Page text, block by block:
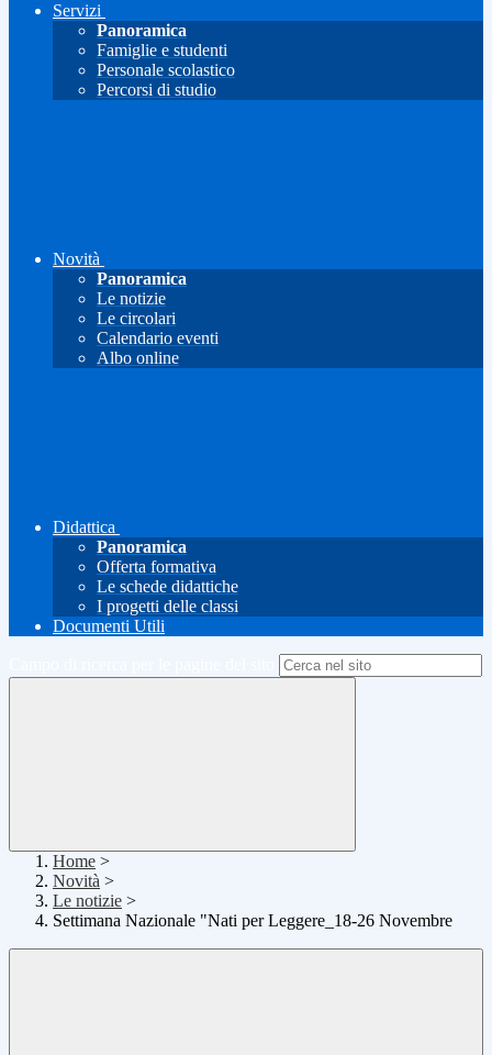
Servizi
Panoramica
Famiglie e studenti
Personale scolastico
Percorsi di studio
Novità
Panoramica
Le notizie
Le circolari
Calendario eventi
Albo online
Didattica
Panoramica
Offerta formativa
Le schede didattiche
I progetti delle classi
Documenti Utili
Home >
Novità >
Le notizie >
Settimana Nazionale "Nati per Leggere_18-26 Novembre